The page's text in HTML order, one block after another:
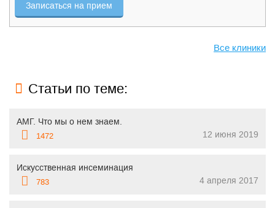
Записаться на прием
Все клиники
Статьи по теме:
АМГ. Что мы о нем знаем.
1472 12 июня 2019
Искусственная инсеминация
783 4 апреля 2017